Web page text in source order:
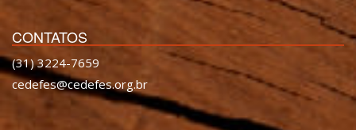
CONTATOS
(31) 3224-7659
cedefes@cedefes.org.br